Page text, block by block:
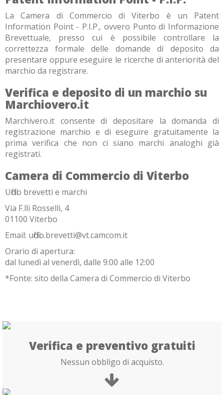
La Camera di Commercio di Viterbo è un Patent
Information Point - P.I.P., ovvero Punto di Informazione
Brevettuale, presso cui è possibile controllare la
correttezza formale delle domande di deposito da
presentare oppure eseguire le ricerche di anteriorità del
marchio da registrare.
Verifica e deposito di un marchio su
Marchiovero.it
Marchivero.it consente di depositare la domanda di
registrazione marchio e di eseguire gratuitamente la
prima verifica che non ci siano marchi analoghi già
registrati.
Camera di Commercio di Viterbo
Ufficio brevetti e marchi
Via F.lli Rosselli, 4
01100 Viterbo
Email: ufficio.brevetti@vt.camcom.it
Orario di apertura:
dal lunedì al venerdì, dalle 9:00 alle 12:00
*Fonte: sito della Camera di Commercio di Viterbo
Verifica e preventivo gratuiti
Nessun obbligo di acquisto.